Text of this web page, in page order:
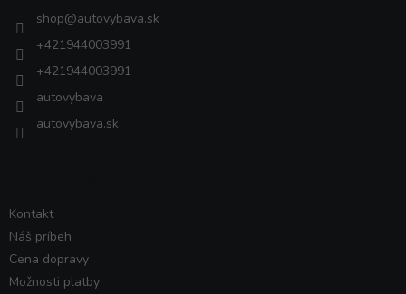
shop@autovybava.sk
+421944003991
+421944003991
autovybava
autovybava.sk
Kontakt
Náš príbeh
Cena dopravy
Možnosti platby